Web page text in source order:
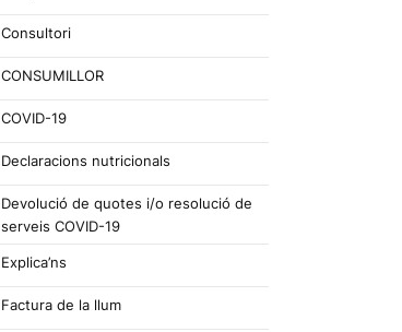
Consultori
CONSUMILLOR
COVID-19
Declaracions nutricionals
Devolució de quotes i/o resolució de
serveis COVID-19
Explica’ns
Factura de la llum